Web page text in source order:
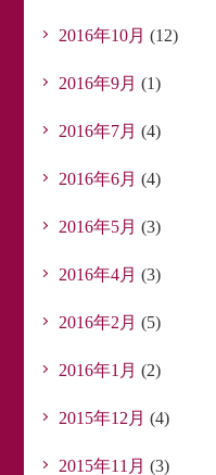
2016年10月 (12)
2016年9月 (1)
2016年7月 (4)
2016年6月 (4)
2016年5月 (3)
2016年4月 (3)
2016年2月 (5)
2016年1月 (2)
2015年12月 (4)
2015年11月 (3)